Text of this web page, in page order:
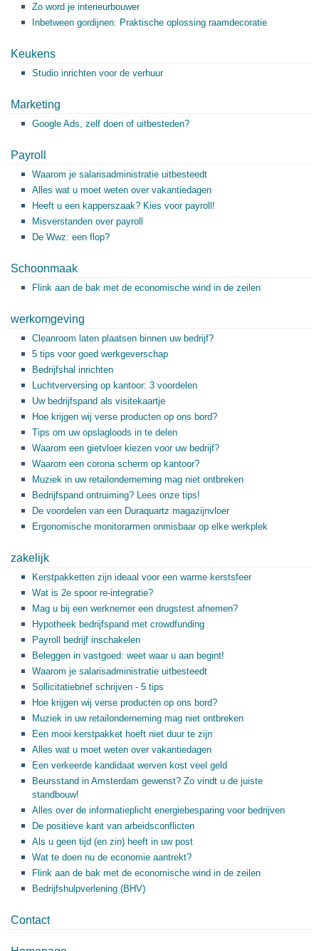
Zo word je interieurbouwer
Inbetween gordijnen: Praktische oplossing raamdecoratie
Keukens
Studio inrichten voor de verhuur
Marketing
Google Ads, zelf doen of uitbesteden?
Payroll
Waarom je salarisadministratie uitbesteedt
Alles wat u moet weten over vakantiedagen
Heeft u een kapperszaak? Kies voor payroll!
Misverstanden over payroll
De Wwz: een flop?
Schoonmaak
Flink aan de bak met de economische wind in de zeilen
werkomgeving
Cleanroom laten plaatsen binnen uw bedrijf?
5 tips voor goed werkgeverschap
Bedrijfshal inrichten
Luchtverversing op kantoor: 3 voordelen
Uw bedrijfspand als visitekaartje
Hoe krijgen wij verse producten op ons bord?
Tips om uw opslagloods in te delen
Waarom een gietvloer kiezen voor uw bedrijf?
Waarom een corona scherm op kantoor?
Muziek in uw retailonderneming mag niet ontbreken
Bedrijfspand ontruiming? Lees onze tips!
De voordelen van een Duraquartz magazijnvloer
Ergonomische monitorarmen onmisbaar op elke werkplek
zakelijk
Kerstpakketten zijn ideaal voor een warme kerstsfeer
Wat is 2e spoor re-integratie?
Mag u bij een werknemer een drugstest afnemen?
Hypotheek bedrijfspand met crowdfunding
Payroll bedrijf inschakelen
Beleggen in vastgoed: weet waar u aan begint!
Waarom je salarisadministratie uitbesteedt
Sollicitatiebrief schrijven - 5 tips
Hoe krijgen wij verse producten op ons bord?
Muziek in uw retailonderneming mag niet ontbreken
Een mooi kerstpakket hoeft niet duur te zijn
Alles wat u moet weten over vakantiedagen
Een verkeerde kandidaat werven kost veel geld
Beursstand in Amsterdam gewenst? Zo vindt u de juiste
standbouw!
Alles over de informatieplicht energiebesparing voor bedrijven
De positieve kant van arbeidsconflicten
Als u geen tijd (en zin) heeft in uw post
Wat te doen nu de economie aantrekt?
Flink aan de bak met de economische wind in de zeilen
Bedrijfshulpverlening (BHV)
Contact